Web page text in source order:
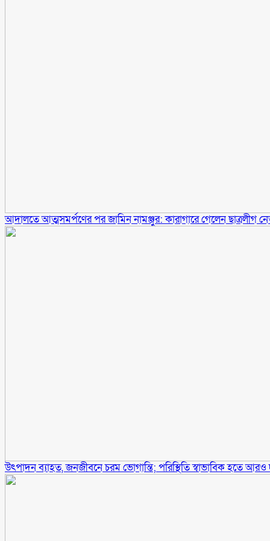
আদালতে আত্মসমর্পণের পর জামিন নামঞ্জুর: কারাগারে গেলেন ছাত্রলীগ
উৎপাদন ব্যাহত, জনজীবনে চরম ভোগান্তি; পরিস্থিতি স্বাভাবিক হতে আরও